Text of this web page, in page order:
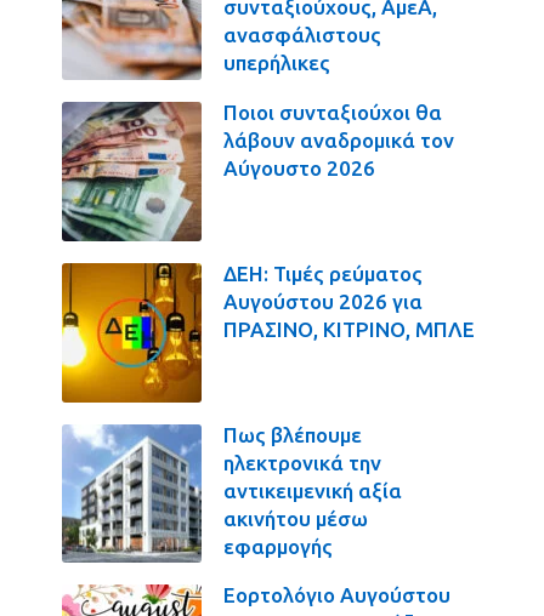
συνταξιούχους, ΑμεΑ,
ανασφάλιστους
υπερήλικες
Ποιοι συνταξιούχοι θα
λάβουν αναδρομικά τον
Αύγουστο 2026
ΔΕΗ: Τιμές ρεύματος
Αυγούστου 2026 για
ΠΡΑΣΙΝΟ, ΚΙΤΡΙΝΟ, ΜΠΛΕ
Πως βλέπουμε
ηλεκτρονικά την
αντικειμενική αξία
ακινήτου μέσω
εφαρμογής
Εορτολόγιο Αυγούστου